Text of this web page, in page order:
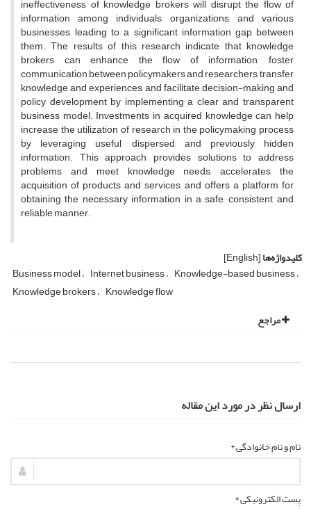
ineffectiveness of knowledge brokers will disrupt the flow of
information among individuals, organizations, and various
businesses, leading to a significant information gap between
them. The results of this research indicate that knowledge
brokers can enhance the flow of information, foster
communication between policymakers and researchers, transfer
knowledge and experiences, and facilitate decision-making and
policy development by implementing a clear and transparent
business model. Investments in acquired knowledge can help
increase the utilization of research in the policymaking process
by leveraging useful, dispersed, and previously hidden
information. This approach provides solutions to address
problems and meet knowledge needs, accelerates the
acquisition of products and services, and offers a platform for
obtaining the necessary information in a safe, consistent, and
reliable manner.
کلیدواژه‌ها[English]
Business model Internet business Knowledge-based business
Knowledge brokers Knowledge flow
مراجع
ارسال نظر در مورد این مقاله
نام و نام خانوادگی *
پست الکترونیکی *